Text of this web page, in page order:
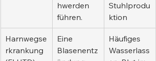
hwerden
führen.
Stuhlprodu
ktion
Harnwegse
rkrankung
Eine
Blasenentz
Häufiges
Wasserlass